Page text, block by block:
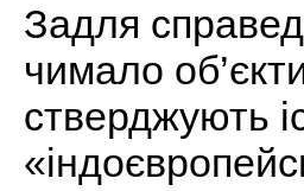
Задля
чимало
стверджують